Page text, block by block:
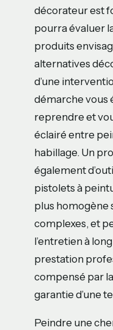
décorateur est
pourra évaluer
produits
alternatives
d’une
démarche vous
reprendre et
éclairé entre
habillage. Un
également
pistolets à
plus homogène
complexes, et
l’entretien à
prestation
compensé par
garantie d’une
Peindre une